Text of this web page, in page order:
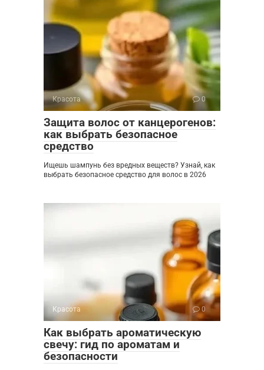
Красота 0
Защита волос от канцерогенов:
как выбрать безопасное
средство
Ищешь шампунь без вредных веществ? Узнай, как
выбрать безопасное средство для волос в 2026
Красота 0
Как выбрать ароматическую
свечу: гид по ароматам и
безопасности